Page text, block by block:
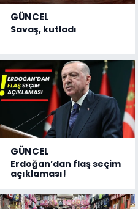
GÜNCEL
Savaş, kutladı
GÜNCEL
Erdoğan’dan flaş seçim
açıklaması!